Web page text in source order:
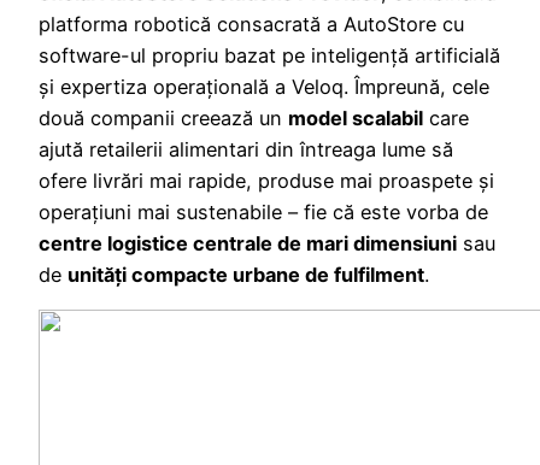
platforma robotică consacrată a AutoStore cu
software-ul propriu bazat pe inteligență artificială
și expertiza operațională a Veloq. Împreună, cele
două companii creează un model scalabil care
ajută retailerii alimentari din întreaga lume să
ofere livrări mai rapide, produse mai proaspete și
operațiuni mai sustenabile – fie că este vorba de
centre logistice centrale de mari dimensiuni sau
de unități compacte urbane de fulfilment.